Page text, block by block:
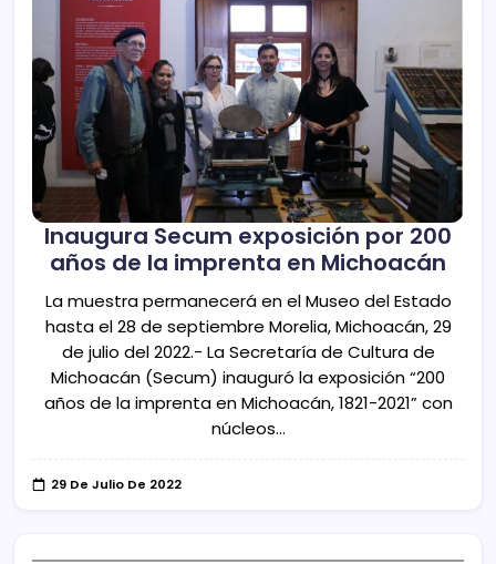
Inaugura Secum exposición por 200
años de la imprenta en Michoacán
La muestra permanecerá en el Museo del Estado
hasta el 28 de septiembre Morelia, Michoacán, 29
de julio del 2022.- La Secretaría de Cultura de
Michoacán (Secum) inauguró la exposición “200
años de la imprenta en Michoacán, 1821-2021” con
núcleos…
29 De Julio De 2022